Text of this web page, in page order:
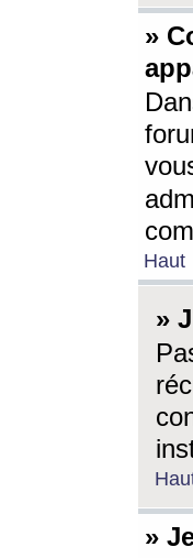
»
Haut
»
»